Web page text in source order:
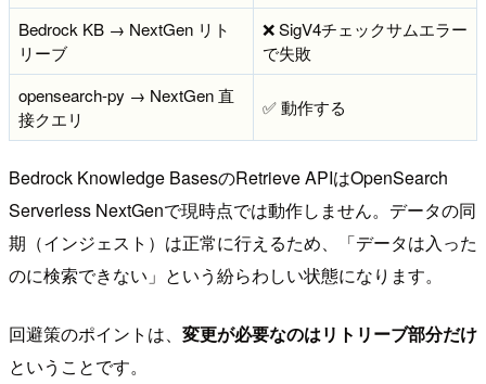
Bedrock KB → NextGen リト
リーブ
❌ SigV4チェックサムエラー
で失敗
opensearch-py → NextGen 直
接クエリ
✅ 動作する
Bedrock Knowledge BasesのRetrieve APIはOpenSearch
Serverless NextGenで現時点では動作しません。データの同
期（インジェスト）は正常に行えるため、「データは入った
のに検索できない」という紛らわしい状態になります。
回避策のポイントは、 変更が必要なのはリトリーブ部分だけ
ということです。